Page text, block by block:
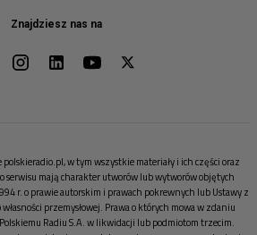
Znajdziesz nas na
polskieradio.pl, w tym wszystkie materiały i ich części oraz
serwisu mają charakter utworów lub wytworów objętych
r. o prawie autorskim i prawach pokrewnych lub Ustawy z
przemysłowej. Prawa o których mowa w zdaniu
Radiu S.A. w likwidacji lub podmiotom trzecim.